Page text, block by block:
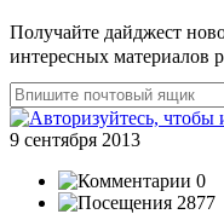
Получайте дайджест
интересных материалов
9 сентября 2013
0
2877